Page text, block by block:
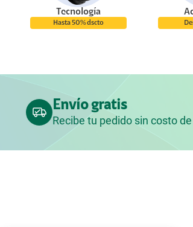
Tecnología
Hasta 50% dscto
Envío gratis
Recibe tu pedido sin costo